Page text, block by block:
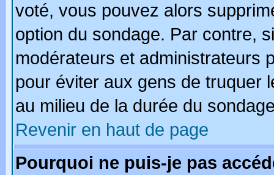
voté, vous pouvez alors
option du sondage. Par contre,
modérateurs et administrateurs
pour éviter aux gens de truquer
au milieu de la durée du
Revenir en haut de page
Pourquoi ne puis-je pas